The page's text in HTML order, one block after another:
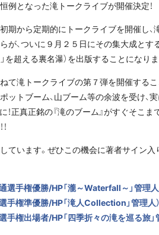
例となった滝トークライブが開催決定！
期から定期的にトークライブを開催し、
、ついに９月２５日にその集大成とする
を超える裏名瀑）を出版することになりま
て滝トークライブの第７弾を開催する
ットブーム、山ブーム等の余波を受け、
！正真正銘の『滝のブーム』がすぐそこま
ています。ぜひこの機会に著者サイン入
選手権優勝/HP「瀧～Waterfall～」管理人
手権準優勝/HP「滝人Collection」管理人）
手権出場者/HP「四季折々の滝を巡る旅」